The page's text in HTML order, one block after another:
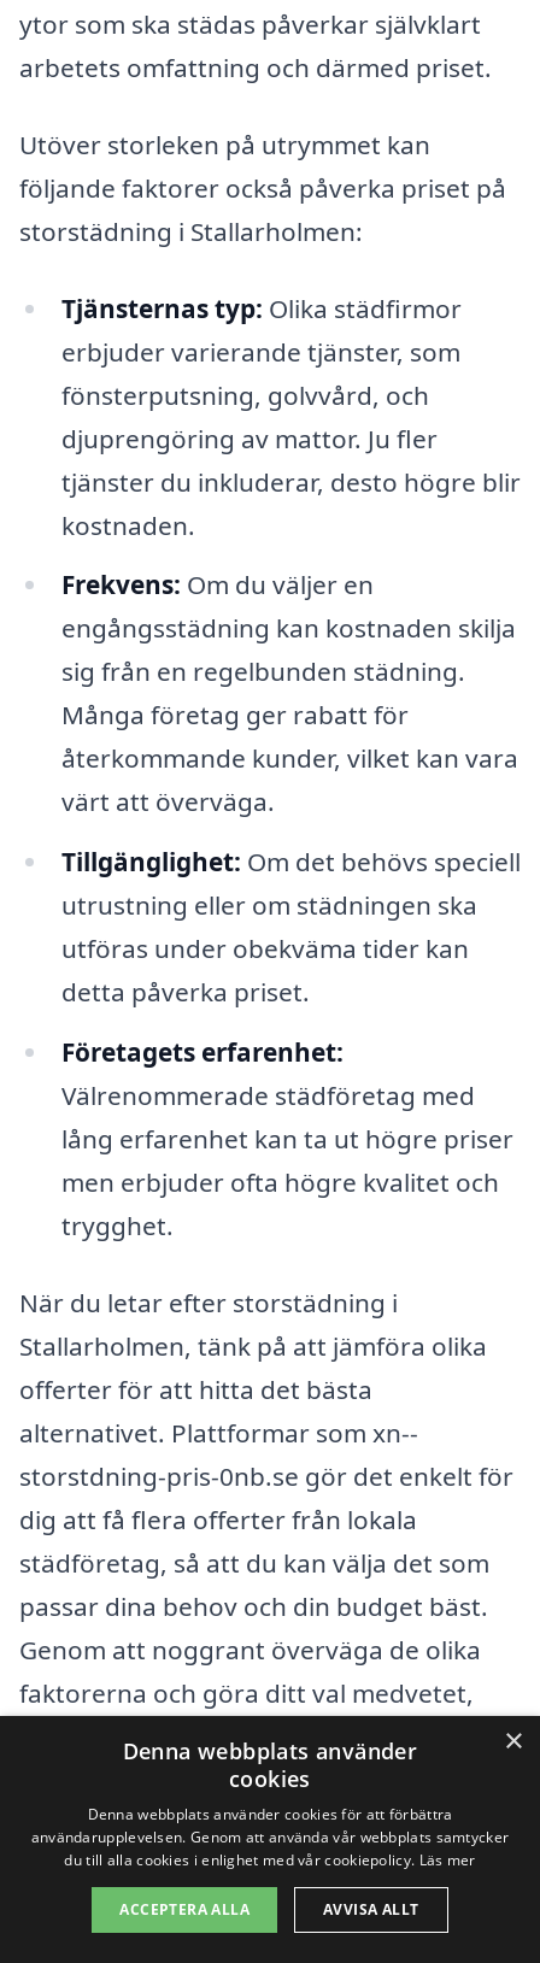
ytor som ska städas påverkar självklart
arbetets omfattning och därmed priset.
Utöver storleken på utrymmet kan
följande faktorer också påverka priset på
storstädning i Stallarholmen:
Tjänsternas typ: Olika städfirmor
erbjuder varierande tjänster, som
fönsterputsning, golvvård, och
djuprengöring av mattor. Ju fler
tjänster du inkluderar, desto högre blir
kostnaden.
Frekvens: Om du väljer en
engångsstädning kan kostnaden skilja
sig från en regelbunden städning.
Många företag ger rabatt för
återkommande kunder, vilket kan vara
värt att överväga.
Tillgänglighet: Om det behövs speciell
utrustning eller om städningen ska
utföras under obekväma tider kan
detta påverka priset.
Företagets erfarenhet:
Välrenommerade städföretag med
lång erfarenhet kan ta ut högre priser
men erbjuder ofta högre kvalitet och
trygghet.
När du letar efter storstädning i
Stallarholmen, tänk på att jämföra olika
offerter för att hitta det bästa
alternativet. Plattformar som xn--
storstdning-pris-0nb.se gör det enkelt för
dig att få flera offerter från lokala
städföretag, så att du kan välja det som
passar dina behov och din budget bäst.
Genom att noggrant överväga de olika
faktorerna och göra ditt val medvetet,
kan du säkerställa att din storstädning
utförs professionellt och till ett
konkurrenskraftigt pris.
Få 3 erbjudanden, gratis och utan
×
Denna webbplats använder
cookies
Denna webbplats använder cookies för att förbättra
användarupplevelsen. Genom att använda vår webbplats samtycker
du till alla cookies i enlighet med vår cookiepolicy. Läs mer
ACCEPTERA ALLA AVVISA ALLT